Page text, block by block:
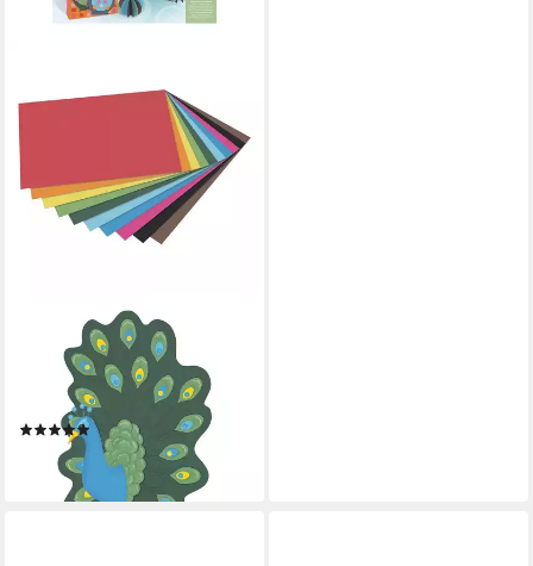
Bastelkartonpapier, Tonpapier
in 10 Farben, Format A4, 130
g/m², 20 Blatt
(1)
ab 4,04 €
lieferbar - in 3-4 Werktagen bei dir